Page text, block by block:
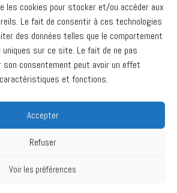
les cookies pour stocker et/ou accéder aux
Le fait de consentir à ces technologies
des données telles que le comportement
uniques sur ce site. Le fait de ne pas
consentement peut avoir un effet
et fonctions.
Accepter
Refuser
Voir les préférences